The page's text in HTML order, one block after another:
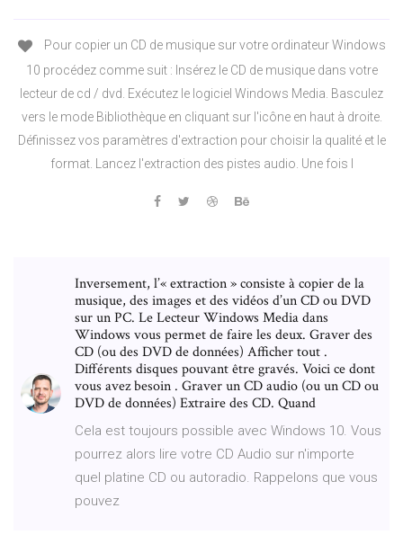
Pour copier un CD de musique sur votre ordinateur Windows
10 procédez comme suit : Insérez le CD de musique dans votre
lecteur de cd / dvd. Exécutez le logiciel Windows Media. Basculez
vers le mode Bibliothèque en cliquant sur l'icône en haut à droite.
Définissez vos paramètres d'extraction pour choisir la qualité et le
format. Lancez l'extraction des pistes audio. Une fois l
Inversement, l’« extraction » consiste à copier de la
musique, des images et des vidéos d’un CD ou DVD
sur un PC. Le Lecteur Windows Media dans
Windows vous permet de faire les deux. Graver des
CD (ou des DVD de données) Afficher tout .
Différents disques pouvant être gravés. Voici ce dont
vous avez besoin . Graver un CD audio (ou un CD ou
DVD de données) Extraire des CD. Quand
Cela est toujours possible avec Windows 10. Vous
pourrez alors lire votre CD Audio sur n'importe
quel platine CD ou autoradio. Rappelons que vous
pouvez